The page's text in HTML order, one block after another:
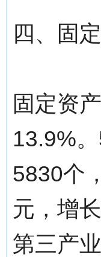
四、固
固定资
13.9%
5830个
元，增
第三产